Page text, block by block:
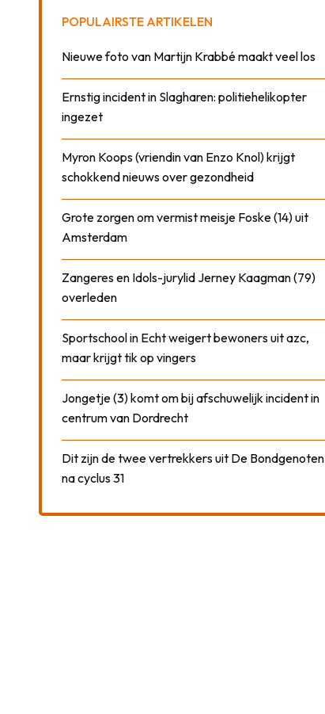
POPULAIRSTE ARTIKELEN
Nieuwe foto van Martijn Krabbé maakt veel los
Ernstig incident in Slagharen: politiehelikopter
ingezet
Myron Koops (vriendin van Enzo Knol) krijgt
schokkend nieuws over gezondheid
Grote zorgen om vermist meisje Foske (14) uit
Amsterdam
Zangeres en Idols-jurylid Jerney Kaagman (79)
overleden
Sportschool in Echt weigert bewoners uit azc,
maar krijgt tik op vingers
Jongetje (3) komt om bij afschuwelijk incident in
centrum van Dordrecht
Dit zijn de twee vertrekkers uit De Bondgenoten
na cyclus 31